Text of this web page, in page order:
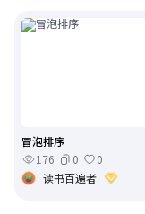
冒泡排序
176
0
0
读书百遍者